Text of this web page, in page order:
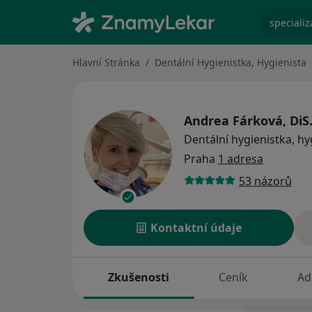
Hlavní Stránka Dentální Hygienistka, Hygienista
Andrea Fárková, DiS.
Dentální hygienistka,
Praha 1 adresa
53 názorů
Kontaktní údaje
Zkušenosti Ceník